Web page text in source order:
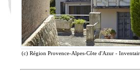
(c) Région Provence-Alpes-Côte d'Azur -